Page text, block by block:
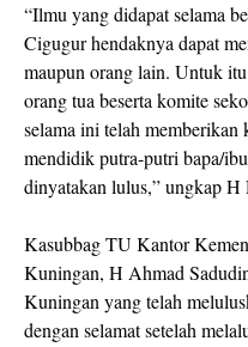
“Ilmu yang didapat selama
Cigugur hendaknya dapat
maupun orang lain. Untuk
orang tua beserta komite
selama ini telah memberikan
mendidik putra-putri bapa/
dinyatakan lulus,” ungkap H
Kasubbag TU Kantor
Kuningan, H Ahmad
Kuningan yang telah
dengan selamat setelah